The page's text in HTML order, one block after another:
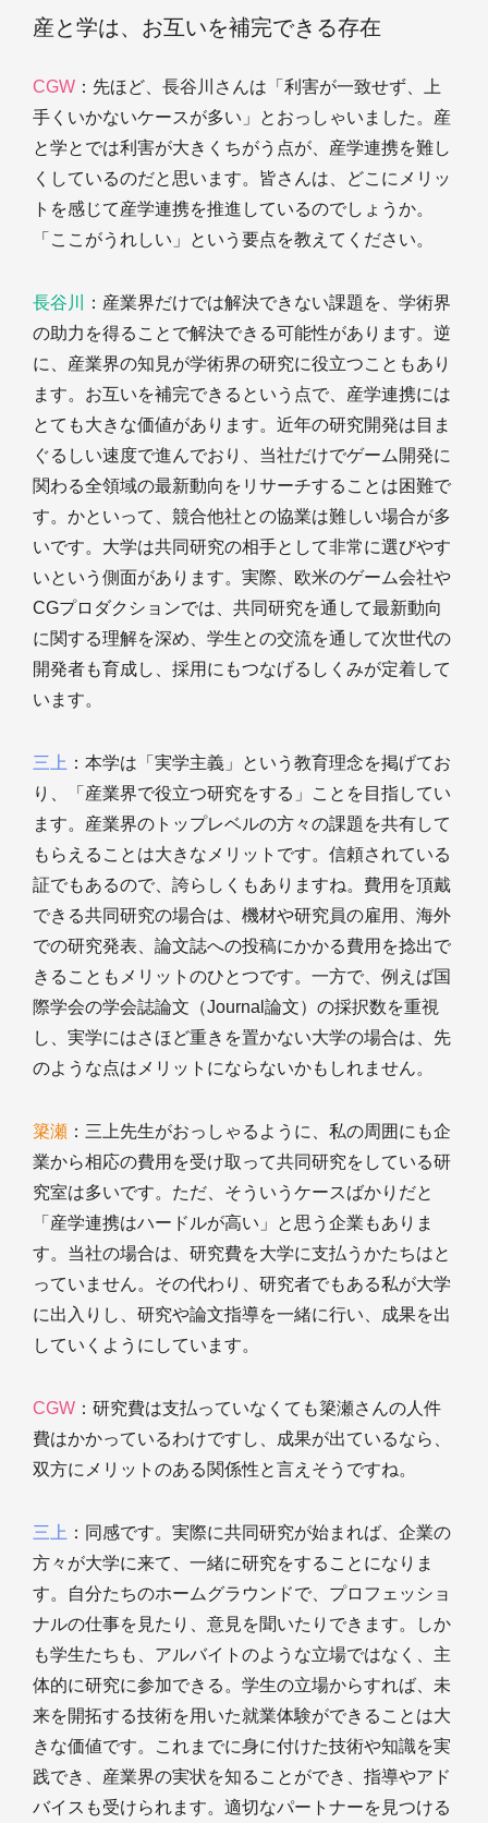
産と学は、お互いを補完できる存在
CGW ：先ほど、長谷川さんは「利害が一致せず、上
手くいかないケースが多い」とおっしゃいました。産
と学とでは利害が大きくちがう点が、産学連携を難し
くしているのだと思います。皆さんは、どこにメリッ
トを感じて産学連携を推進しているのでしょうか。
「ここがうれしい」という要点を教えてください。
長谷川
：産業界だけでは解決できない課題を、学術界
の助力を得ることで解決できる可能性があります。逆
に、産業界の知見が学術界の研究に役立つこともあり
ます。お互いを補完できるという点で、産学連携には
とても大きな価値があります。近年の研究開発は目ま
ぐるしい速度で進んでおり、当社だけでゲーム開発に
関わる全領域の最新動向をリサーチすることは困難で
す。かといって、競合他社との協業は難しい場合が多
いです。大学は共同研究の相手として非常に選びやす
いという側面があります。実際、欧米のゲーム会社や
CGプロダクションでは、共同研究を通して最新動向
に関する理解を深め、学生との交流を通して次世代の
開発者も育成し、採用にもつなげるしくみが定着して
います。
三上 ：本学は「実学主義」という教育理念を掲げてお
り、「産業界で役立つ研究をする」ことを目指してい
ます。産業界のトップレベルの方々の課題を共有して
もらえることは大きなメリットです。信頼されている
証でもあるので、誇らしくもありますね。費用を頂戴
できる共同研究の場合は、機材や研究員の雇用、海外
での研究発表、論文誌への投稿にかかる費用を捻出で
きることもメリットのひとつです。一方で、例えば国
際学会の学会誌論文（Journal論文）の採択数を重視
し、実学にはさほど重きを置かない大学の場合は、先
のような点はメリットにならないかもしれません。
簗瀬 ：三上先生がおっしゃるように、私の周囲にも企
業から相応の費用を受け取って共同研究をしている研
究室は多いです。ただ、そういうケースばかりだと
「産学連携はハードルが高い」と思う企業もありま
す。当社の場合は、研究費を大学に支払うかたちはと
っていません。その代わり、研究者でもある私が大学
に出入りし、研究や論文指導を一緒に行い、成果を出
していくようにしています。
CGW ：研究費は支払っていなくても簗瀬さんの人件
費はかかっているわけですし、成果が出ているなら、
双方にメリットのある関係性と言えそうですね。
三上 ：同感です。実際に共同研究が始まれば、企業の
方々が大学に来て、一緒に研究をすることになりま
す。自分たちのホームグラウンドで、プロフェッショ
ナルの仕事を見たり、意見を聞いたりできます。しか
も学生たちも、アルバイトのような立場ではなく、主
体的に研究に参加できる。学生の立場からすれば、未
来を開拓する技術を用いた就業体験ができることは大
きな価値です。これまでに身に付けた技術や知識を実
践でき、産業界の実状を知ることができ、指導やアド
バイスも受けられます。適切なパートナーを見つける